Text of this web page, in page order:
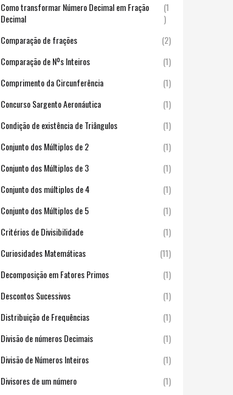
Como transformar Número Decimal em Fração
Decimal
(1
)
Comparação de frações
(2)
Comparação de Nºs Inteiros
(1)
Comprimento da Circunferência
(1)
Concurso Sargento Aeronáutica
(1)
Condição de existência de Triângulos
(1)
Conjunto dos Múltiplos de 2
(1)
Conjunto dos Múltiplos de 3
(1)
Conjunto dos múltiplos de 4
(1)
Conjunto dos Múltiplos de 5
(1)
Critérios de Divisibilidade
(1)
Curiosidades Matemáticas
(11)
Decomposição em Fatores Primos
(1)
Descontos Sucessivos
(1)
Distribuição de Frequências
(1)
Divisão de números Decimais
(1)
Divisão de Números Inteiros
(1)
Divisores de um número
(1)